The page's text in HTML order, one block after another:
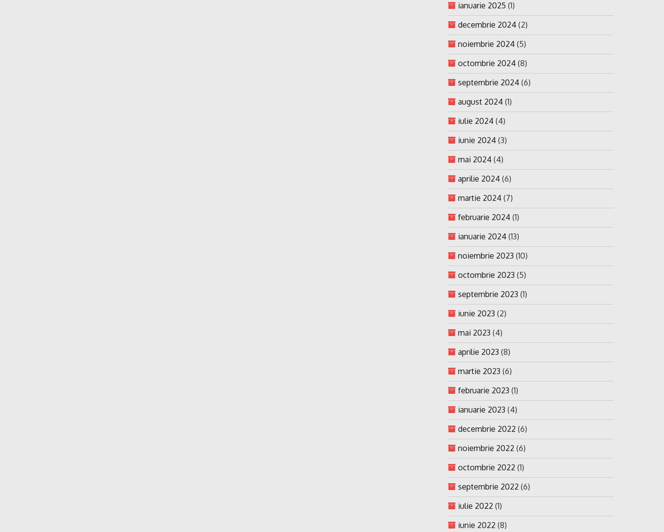
ianuarie 2025 (1)
decembrie 2024 (2)
noiembrie 2024 (5)
octombrie 2024 (8)
septembrie 2024 (6)
august 2024 (1)
iulie 2024 (4)
iunie 2024 (3)
mai 2024 (4)
aprilie 2024 (6)
martie 2024 (7)
februarie 2024 (1)
ianuarie 2024 (13)
noiembrie 2023 (10)
octombrie 2023 (5)
septembrie 2023 (1)
iunie 2023 (2)
mai 2023 (4)
aprilie 2023 (8)
martie 2023 (6)
februarie 2023 (1)
ianuarie 2023 (4)
decembrie 2022 (6)
noiembrie 2022 (6)
octombrie 2022 (1)
septembrie 2022 (6)
iulie 2022 (1)
iunie 2022 (8)